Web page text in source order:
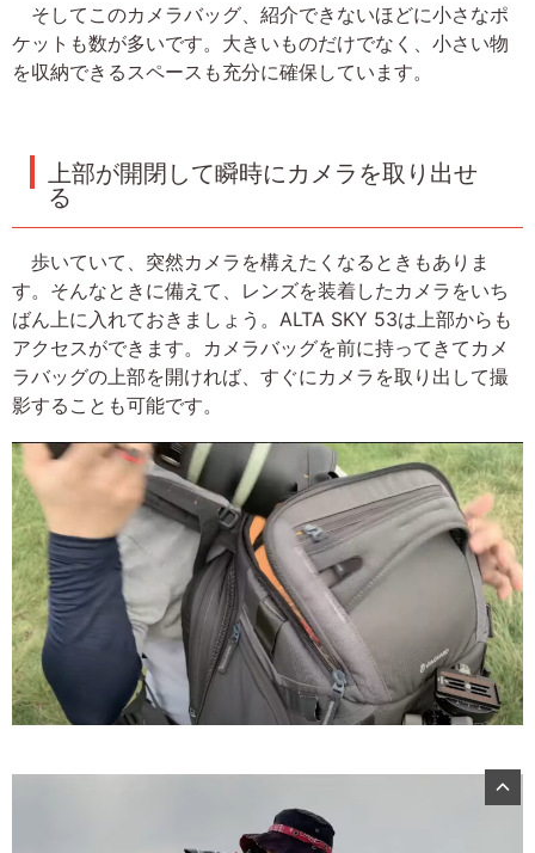
そしてこのカメラバッグ、紹介できないほどに小さなポ
ケットも数が多いです。大きいものだけでなく、小さい物
を収納できるスペースも充分に確保しています。
上部が開閉して瞬時にカメラを取り出せ
る
歩いていて、突然カメラを構えたくなるときもありま
す。そんなときに備えて、レンズを装着したカメラをいち
ばん上に入れておきましょう。ALTA SKY 53は上部からも
アクセスができます。カメラバッグを前に持ってきてカメ
ラバッグの上部を開ければ、すぐにカメラを取り出して撮
影することも可能です。